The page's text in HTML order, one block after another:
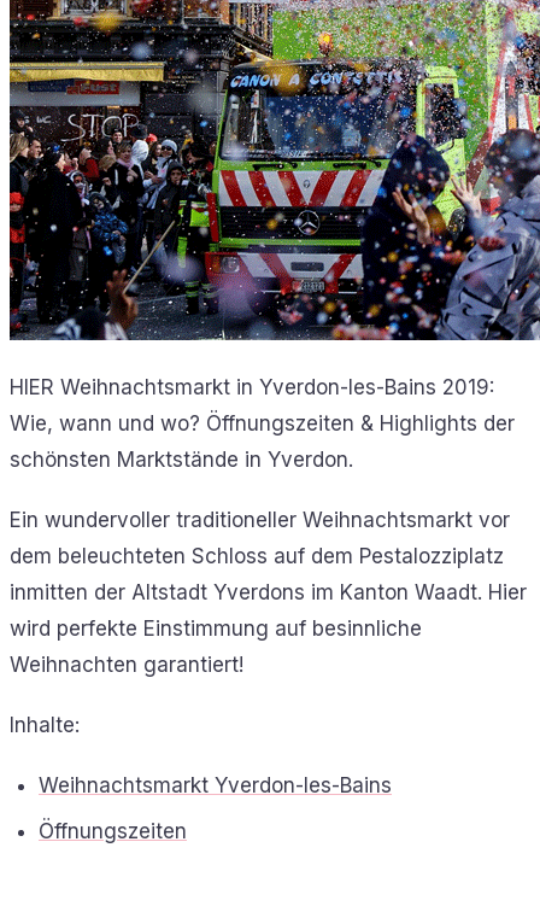
HIER Weihnachtsmarkt in Yverdon-les-Bains 2019:
Wie, wann und wo? Öffnungszeiten & Highlights der
schönsten Marktstände in Yverdon.
Ein wundervoller traditioneller Weihnachtsmarkt vor
dem beleuchteten Schloss auf dem Pestalozziplatz
inmitten der Altstadt Yverdons im Kanton Waadt. Hier
wird perfekte Einstimmung auf besinnliche
Weihnachten garantiert!
Inhalte:
Weihnachtsmarkt Yverdon-les-Bains
Öffnungszeiten